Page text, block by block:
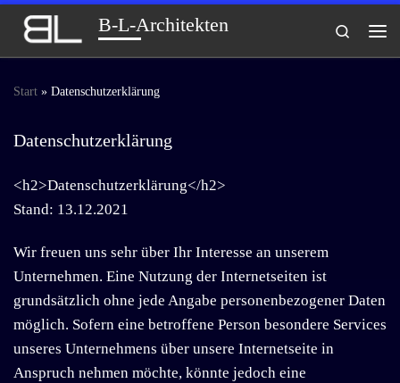
Zum Inhalt springenB-L-Architekten
Search
Start » Datenschutzerklärung
Datenschutzerklärung
<h2>Datenschutzerklärung</h2>
Stand: 13.12.2021
Wir freuen uns sehr über Ihr Interesse an unserem
Unternehmen. Eine Nutzung der Internetseiten ist
grundsätzlich ohne jede Angabe personenbezogener Daten
möglich. Sofern eine betroffene Person besondere Services
unseres Unternehmens über unsere Internetseite in
Anspruch nehmen möchte, könnte jedoch eine